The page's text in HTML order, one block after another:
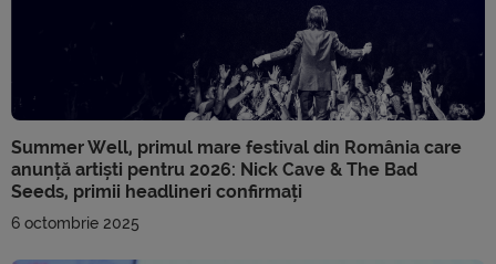
Summer Well, primul mare festival din România care
anunță artiști pentru 2026: Nick Cave & The Bad
Seeds, primii headlineri confirmați
6 octombrie 2025